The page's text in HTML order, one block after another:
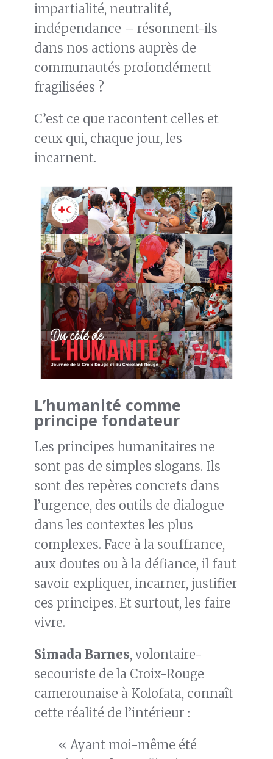
impartialité, neutralité,
indépendance – résonnent-ils
dans nos actions auprès de
communautés profondément
fragilisées ?
C’est ce que racontent celles et
ceux qui, chaque jour, les
incarnent.
L’humanité comme
principe fondateur
Les principes humanitaires ne
sont pas de simples slogans. Ils
sont des repères concrets dans
l’urgence, des outils de dialogue
dans les contextes les plus
complexes. Face à la souffrance,
aux doutes ou à la défiance, il faut
savoir expliquer, incarner, justifier
ces principes. Et surtout, les faire
vivre.
Simada Barnes, volontaire-
secouriste de la Croix-Rouge
camerounaise à Kolofata, connaît
cette réalité de l’intérieur :
« Ayant moi-même été